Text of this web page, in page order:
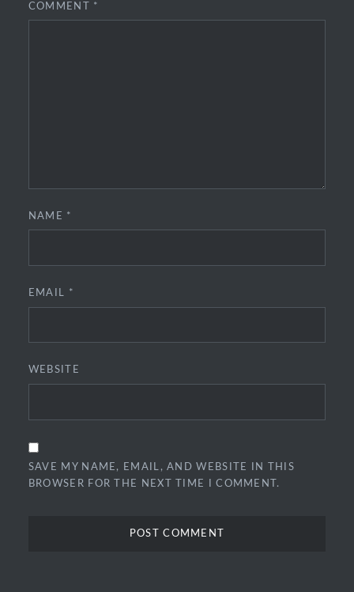
COMMENT *
NAME *
EMAIL *
WEBSITE
SAVE MY NAME, EMAIL, AND WEBSITE IN THIS
BROWSER FOR THE NEXT TIME I COMMENT.